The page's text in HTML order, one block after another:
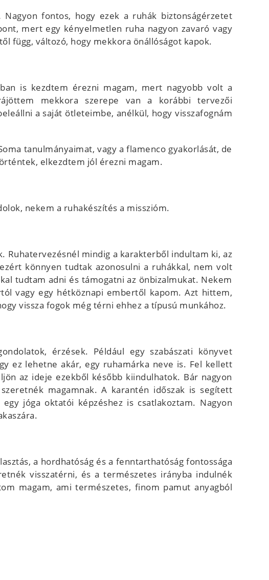
fontos, hogy ezek a ruhák biztonságérzetet
mert egy kényelmetlen ruha nagyon zavaró vagy
függ, változó, hogy mekkora önállóságot kapok.
is kezdtem érezni magam, mert nagyobb volt a
mekkora szerepe van a korábbi tervezői
a saját ötleteimbe, anélkül, hogy visszafognám
tanulmányaimat, vagy a flamenco gyakorlását, de
elkezdtem jól érezni magam.
nekem a ruhakészítés a misszióm.
Ruhatervezésnél mindig a karakterből indultam ki, az
könnyen tudtak azonosulni a ruhákkal, nem volt
tudtam adni és támogatni az önbizalmukat. Nekem
vagy egy hétköznapi embertől kapom. Azt hittem,
vissza fogok még térni ehhez a típusú munkához.
érzések. Például egy szabászati könyvet
ez lehetne akár, egy ruhamárka neve is. Fel kellett
az ideje ezekből később kiindulhatok. Bár nagyon
magamnak. A karantén időszak is segített
jóga oktatói képzéshez is csatlakoztam. Nagyon
a hordhatóság és a fenntarthatóság fontossága
visszatérni, és a természetes irányba indulnék
magam, ami természetes, finom pamut anyagból